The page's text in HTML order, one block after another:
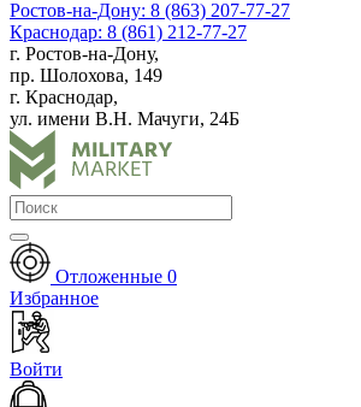
Ростов-на-Дону: 8 (863) 207-77-27
Краснодар: 8 (861) 212-77-27
г. Ростов-на-Дону,
пр. Шолохова, 149
г. Краснодар,
ул. имени В.Н. Мачуги, 24Б
Отложенные 0
Избранное
Войти